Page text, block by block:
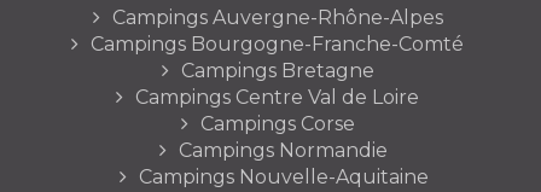
Campings Auvergne-Rhône-Alpes
Campings Bourgogne-Franche-Comté
Campings Bretagne
Campings Centre Val de Loire
Campings Corse
Campings Normandie
Campings Nouvelle-Aquitaine